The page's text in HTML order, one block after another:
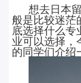
想去日本
般是比较迷茫
底选择什么专
业可以选择，
的同学们介绍